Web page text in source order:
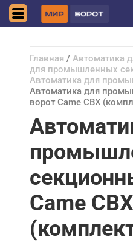
Главная / Автоматика
для промышленных
Автоматика для
Автоматика для
ворот Came CBX
Came CBX